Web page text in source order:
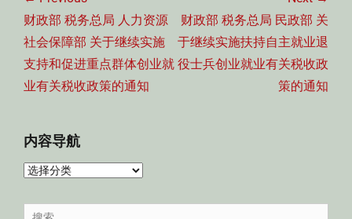
导
航
Previous
post:
财政部 税务总局 人力资源
社会保障部 关于继续实施
支持和促进重点群体创业就
业有关税收政策的通知
Next
post:
财政部 税务总局 民政部 关
于继续实施扶持自主就业退
役士兵创业就业有关税收政
策的通知
内容导航
内
导Search